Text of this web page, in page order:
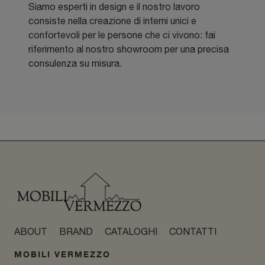
Siamo esperti in design e il nostro lavoro
consiste nella creazione di interni unici e
confortevoli per le persone che ci vivono: fai
riferimento al nostro showroom per una precisa
consulenza su misura.
ABOUT BRAND CATALOGHI CONTATTI
MOBILI VERMEZZO